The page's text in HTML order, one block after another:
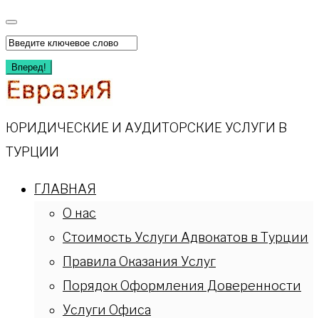
Перейти
к
содержимому
Искать:
Вперед!
ЮРИДИЧЕСКИЕ И АУДИТОРСКИЕ УСЛУГИ В
ТУРЦИИ
ГЛАВНАЯ
О нас
Стоимость Услуги Адвокатов в Турции
Правила Оказания Услуг
Порядок Оформления Доверенности
Услуги Офиса